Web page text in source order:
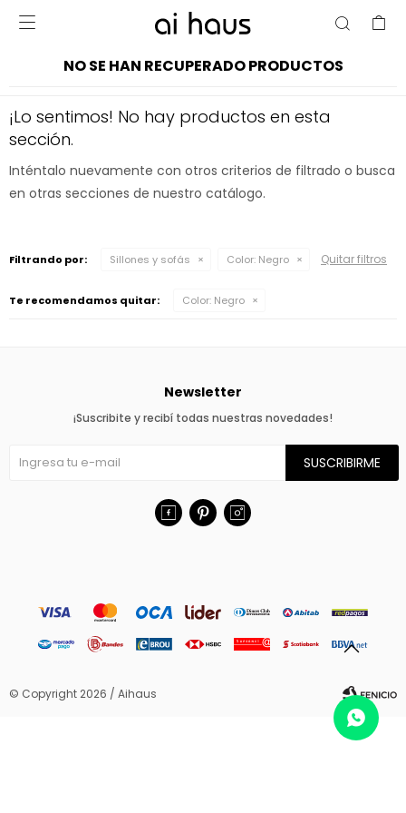

NO SE HAN RECUPERADO PRODUCTOS
¡Lo sentimos! No hay productos en esta
sección.
Inténtalo nuevamente con otros criterios de filtrado o busca
en otras secciones de nuestro catálogo.
Filtrando por: Sillones y sofás Color: Negro Quitar filtros
Te recomendamos quitar: Color: Negro
Newsletter
¡Suscribite y recibí todas nuestras novedades!
SUSCRIBIRME
  
© Copyright 2026 / Aihaus